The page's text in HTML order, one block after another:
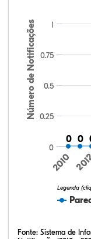
Número de Notificações
0
0 0
0
Legenda
2010
0
0.25
0.5
0.75
1
Fonte: Sistema de